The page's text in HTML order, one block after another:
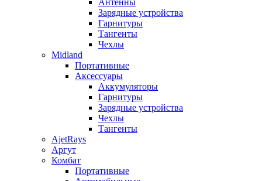
Зарядные устройства
Гарнитуры
Тангенты
Чехлы
Midland
Портативные
Аксессуары
Аккумуляторы
Гарнитуры
Зарядные устройства
Чехлы
Тангенты
AjetRays
Аргут
Комбат
Портативные